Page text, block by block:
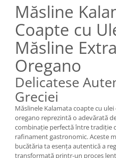
Măsline
Coapte cu
Măsline
Oregano
Delicatese
Greciei
Măslinele Kalamata coapte cu
oregano reprezintă o adevărată
combinație perfectă între tradiție
rafinament gastronomic. Aceste
bucătăria ta esența autentică a
transformată printr-un proces